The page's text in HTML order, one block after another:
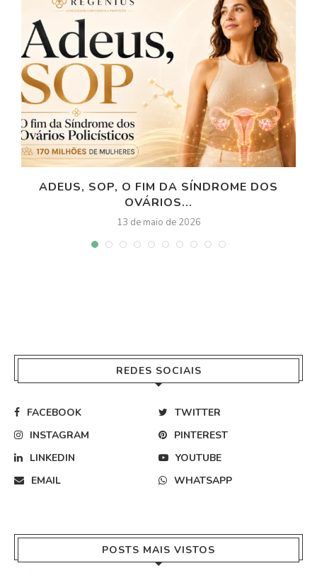
ADEUS, SOP, O FIM DA SÍNDROME DOS
OVÁRIOS...
13 de maio de 2026
REDES SOCIAIS
FACEBOOK
TWITTER
INSTAGRAM
PINTEREST
LINKEDIN
YOUTUBE
EMAIL
WHATSAPP
POSTS MAIS VISTOS